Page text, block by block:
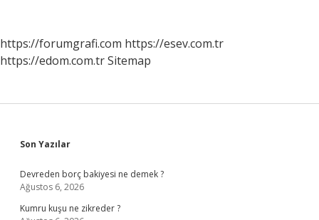
https://forumgrafi.com https://esev.com.tr
https://edom.com.trSitemap
Sidebar
Son Yazılar
Devreden borç bakiyesi ne demek ?
Ağustos 6, 2026
Kumru kuşu ne zikreder ?